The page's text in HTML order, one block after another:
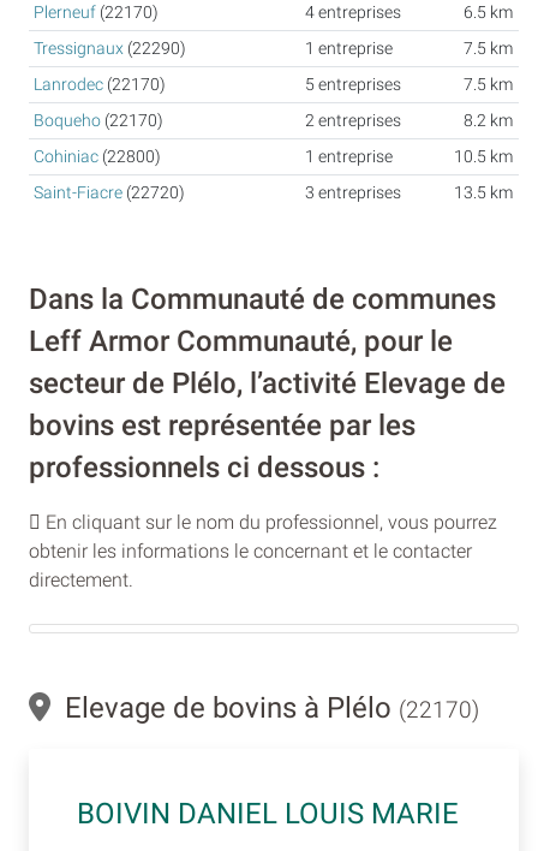
Plerneuf (22170) 4 entreprises
6.5 km
Tressignaux (22290) 1 entreprise
7.5 km
Lanrodec (22170) 5 entreprises
7.5 km
Boqueho (22170) 2 entreprises
8.2 km
Cohiniac (22800) 1 entreprise
10.5 km
Saint-Fiacre (22720) 3 entreprises 13.5 km
Dans la Communauté de communes
Leff Armor Communauté, pour le
secteur de Plélo, l’activité Elevage de
bovins est représentée par les
professionnels ci dessous :
En cliquant sur le nom du professionnel, vous pourrez
obtenir les informations le concernant et le contacter
directement.
Elevage de bovins à Plélo (22170)
BOIVIN DANIEL LOUIS MARIE